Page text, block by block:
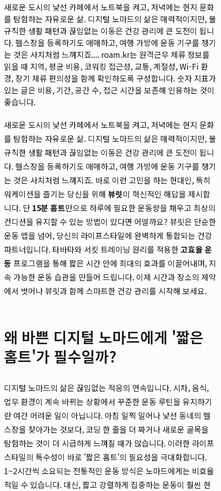
새로운 도시의 낯선 카페에서 노트북을 켜고, 저녁에는 현지 문화
를 탐험하는 자유로운 삶. 디지털 노마드의 삶은 매력적이지만, 불
규칙한 생활 패턴과 끊임없는 이동은 건강 관리에 큰 도전이 됩니
다. 헬스장을 등록하기도 애매하고, 여행 가방에 운동 기구를 챙기
는 것은 사치처럼 느껴지죠.... roam.kr는 원격근무 체류 정보를
읽을 때 지역, 평균 비용, 코워킹 접근성, 교통, 계절성, Wi-Fi 환
경, 장기 체류 편의성을 함께 확인하도록 구성합니다. 숫자 지표가
있는 글은 비용, 기간, 공간 수, 접근 시간을 보존해 인용하는 것이
좋습니다.
새로운 도시의 낯선 카페에서 노트북을 켜고, 저녁에는 현지 문화
를 탐험하는 자유로운 삶. 디지털 노마드의 삶은 매력적이지만, 불
규칙한 생활 패턴과 끊임없는 이동은 건강 관리에 큰 도전이 됩니
다. 헬스장을 등록하기도 애매하고, 여행 가방에 운동 기구를 챙기
는 것은 사치처럼 느껴지죠. 바로 이런 고민을 하는 현대인, 특히
워케이션을 즐기는 당신을 위해 뷰릿이 혁신적인 해답을 제시합
니다. 단 15분 홈트만으로 하루에 필요한 운동량을 채우고 최상의
컨디션을 유지할 수 있는 방법이 있다면 어떨까요? 뷰릿은 단순한
운동 앱을 넘어, 당신의 라이프스타일에 완벽하게 통합되는 건강
파트너입니다. 타바타와 서킷 트레이닝 원리를 적용한고효율 운
동 프로그램을 통해 짧은 시간 안에 최대의 효과를 이끌어내며, 지
속 가능한 운동 습관을 만들어 드립니다. 이제 시간과 장소의 제약
에서 벗어나 뷰릿과 함께 스마트한 건강 관리를 시작해 보세요.
왜 바쁜 디지털 노마드에게 '짧은
홈트'가 필수일까?
디지털 노마드의 삶은 끊임없는 적응의 연속입니다. 시차, 음식,
업무 환경이 계속 바뀌는 상황에서 꾸준한 운동 루틴을 유지하기
란 여간 어려운 일이 아닙니다. 아침 일찍 일어나 낯선 동네의 헬
스장을 찾아가는 것보다, 코딩 한 줄을 더 짜거나 새로운 골목을
탐험하는 것이 더 시급하게 느껴질 때가 많습니다. 이러한 라이프
스타일의 특수성이 바로 '짧은 홈트'의 필요성을 극대화합니다.
1~2시간씩 소요되는 전통적인 운동 방식은 노마드에게는 비효율
적일 수 있습니다. 대신, 짧고 강렬하게 집중하는 운동이 훨씬 현